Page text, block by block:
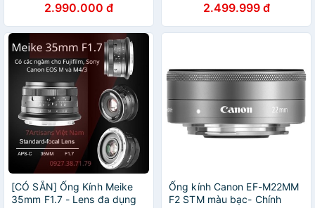
EOS M, Nikon Z và M4/3
2.990.000 đ
EOS M, Nikon Z và M4/3
2.499.999 đ
[CÓ SẴN] Ống Kính Meike
35mm F1.7 - Lens đa dụng
Ống kính Canon EF-M22MM
F2 STM màu bạc- Chính